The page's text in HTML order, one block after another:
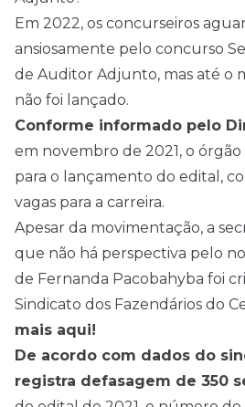
Em 2022, os concurseiros
ansiosamente pelo concurso
de Auditor Adjunto, mas até o
não foi lançado.
Conforme informado pelo
em novembro de 2021, o
para o lançamento do edital,
vagas para a carreira.
Apesar da movimentação, a
que não há perspectiva pelo
de Fernanda Pacobahyba foi
Sindicato dos Fazendários do
mais aqui!
De acordo com dados do
registra defasagem de 350